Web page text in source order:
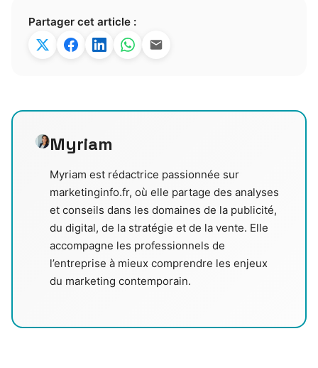
Partager cet article :
Myriam
Myriam est rédactrice passionnée sur
marketinginfo.fr, où elle partage des analyses
et conseils dans les domaines de la publicité,
du digital, de la stratégie et de la vente. Elle
accompagne les professionnels de
l’entreprise à mieux comprendre les enjeux
du marketing contemporain.